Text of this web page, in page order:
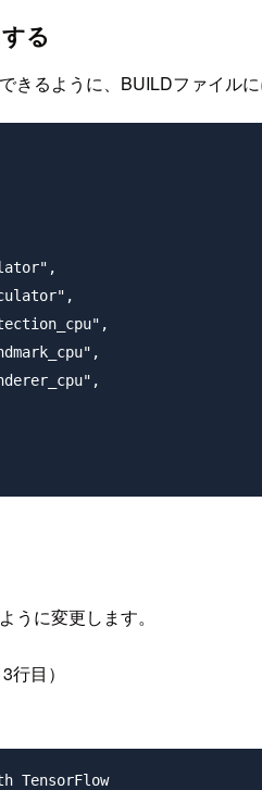
る
るように、BUILDファイル
に変更します。
行目）
TensorFlow